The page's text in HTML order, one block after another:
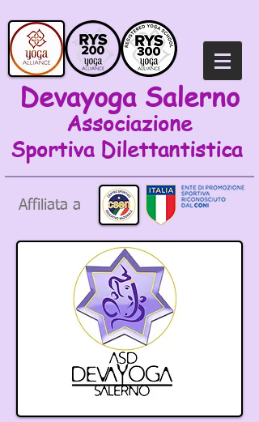
Devayoga Salerno
Associazione
Sportiva Dilettantistica
Affiliata a